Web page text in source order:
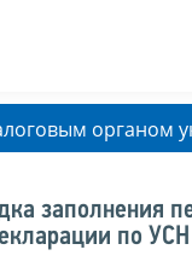
органом
заполнения
по УСН